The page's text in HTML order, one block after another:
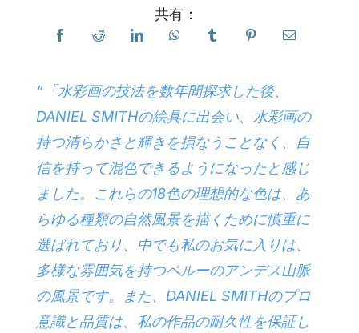
リソース
販売店を探す
お問い合わせ
購読する
共有：
“「水彩画の技法を数年間探求した後、
DANIEL SMITHの絵具に出会い、水彩画の
持つ清らかさと輝きを損なうことなく、自
信を持って混色できるようになったと感じ
ました。これらの18色の理想的な色は、あ
らゆる種類の自然風景を描くために慎重に
選ばれており、中でも私のお気に入りは、
多様な雰囲気を持つペルーのアンデス山脈
の風景です。また、DANIEL SMITHのプロ
意識と品質は、私の作品の耐久性を保証し